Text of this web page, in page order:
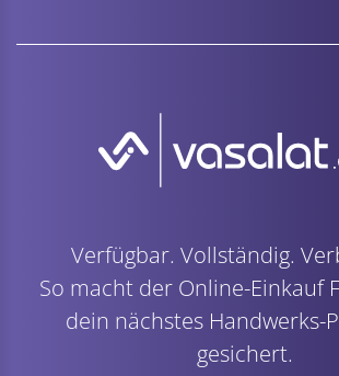
Verfügbar. Vollständig.
So macht der Online-Einkauf
dein nächstes Handwerks-
gesichert.